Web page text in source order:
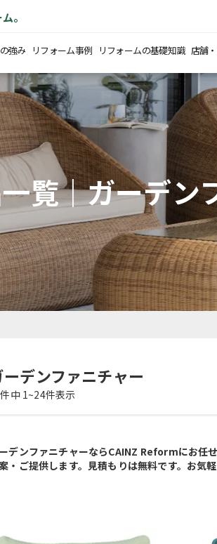
。
強み リフォーム事例 リフォームの基礎知識 店舗
覧｜ガーデン
デンファニチャー
件中 1~24件表示
デンファニチャーならCAINZ Reformにお任
・ご提供します。見積もりは無料です。お気